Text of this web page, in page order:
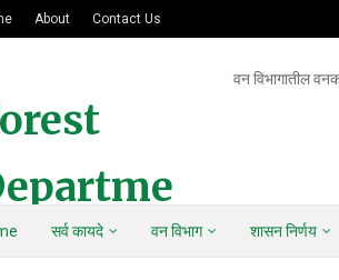
About Contact Us
Of
वन विभागातील
सर्व कायदे वन विभाग शासन निर्णय